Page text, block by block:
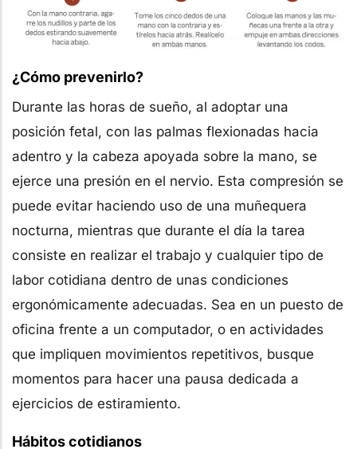
¿Cómo prevenirlo?
Durante las horas de sueño, al adoptar una
posición fetal, con las palmas flexionadas hacia
adentro y la cabeza apoyada sobre la mano, se
ejerce una presión en el nervio. Esta compresión se
puede evitar haciendo uso de una muñequera
nocturna, mientras que durante el día la tarea
consiste en realizar el trabajo y cualquier tipo de
labor cotidiana dentro de unas condiciones
ergonómicamente adecuadas. Sea en un puesto de
oficina frente a un computador, o en actividades
que impliquen movimientos repetitivos, busque
momentos para hacer una pausa dedicada a
ejercicios de estiramiento.
Hábitos cotidianos